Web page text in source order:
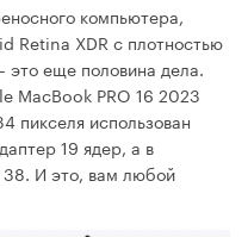
компьютера,
Retina XDR с плотностью
еще половина дела.
MacBook PRO 16 2023
пикселя использован
19 ядер, а в
38. И это, вам любой